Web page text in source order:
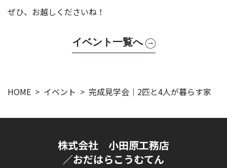
ぜひ、お越しくださいね！
イベント一覧へ
HOME イベント 完成見学会｜2匹と4人が暮らす家
株式会社 小田原工務店
／おだはらこうむてん